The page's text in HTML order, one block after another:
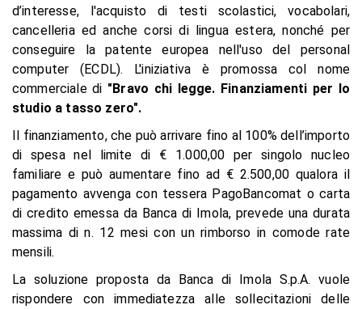
d’interesse, l'acquisto di testi scolastici, vocabolari,
cancelleria ed anche corsi di lingua estera, nonché per
conseguire la patente europea nell'uso del personal
computer (ECDL). L'iniziativa è promossa col nome
commerciale di "Bravo chi legge. Finanziamenti per lo
studio a tasso zero".
Il finanziamento, che può arrivare fino al 100% dell’importo
di spesa nel limite di € 1.000,00 per singolo nucleo
familiare e può aumentare fino ad € 2.500,00 qualora il
pagamento avvenga con tessera PagoBancomat o carta
di credito emessa da Banca di Imola, prevede una durata
massima di n. 12 mesi con un rimborso in comode rate
mensili.
La soluzione proposta da Banca di Imola S.p.A. vuole
rispondere con immediatezza alle sollecitazioni delle